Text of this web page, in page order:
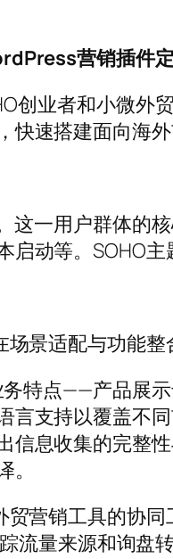
营销插件
创业者和小微
速搭建面向海外
一用户群体的
动等。SOHO
景适配与功能整
特点——产品展
支持以覆盖不
息收集的完整
营销工具的协
流量来源和询盘